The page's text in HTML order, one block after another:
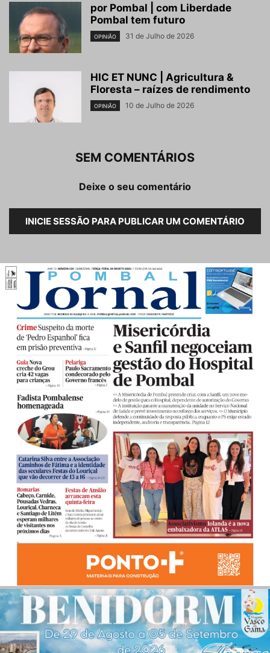
por Pombal | com Liberdade
Pombal tem futuro
OPINIÃO 31 de Julho de 2026
HIC ET NUNC | Agricultura &
Floresta – raízes de rendimento
OPINIÃO 10 de Julho de 2026
SEM COMENTÁRIOS
Deixe o seu comentário
INICIE SESSÃO PARA PUBLICAR UM COMENTÁRIO